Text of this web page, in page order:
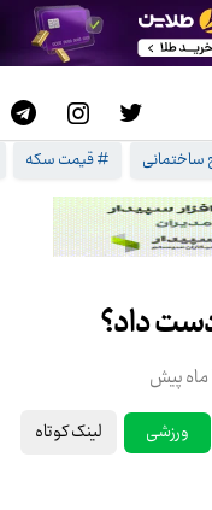
# قیمت سکه
دست داد؟
ورزشی لینک کوتاه